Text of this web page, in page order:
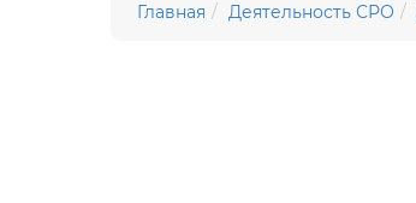
Главная Деятельность СРО